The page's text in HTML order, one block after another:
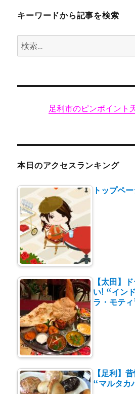
弁
と
本
納
★★★★
キーワードから記事を検索
検
索:
足利市のピンポイント
本日のアクセスランキング
トップペ
【太田】
い! “イン
ラ・モテ
【足利】
“マルタ